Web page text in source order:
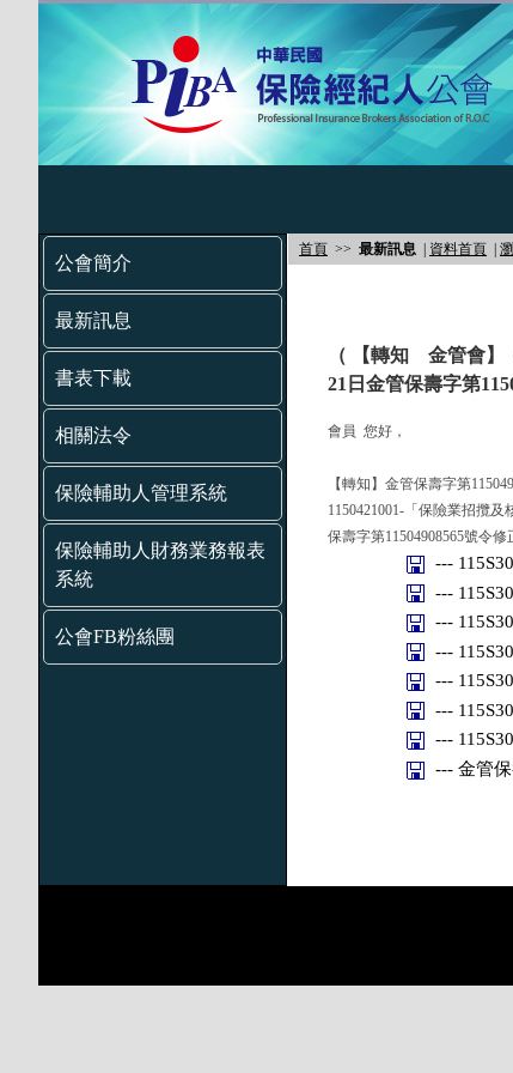
公會簡介
最新訊息
書表下載
相關法令
保險輔助人管理系統
保險輔助人財務業務報表
系統
公會FB粉絲團
首頁 >> 最新訊息 資料首頁
（ 【轉知 金管會】
21日金管保壽字第
會員 您好，
【轉知】金管保壽字第
1150421001-「保險業招攬
保壽字第11504908565號令
---
---
---
---
---
---
---
--- 金管